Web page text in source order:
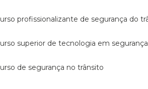
curso profissionalizante de segurança do
curso superior de tecnologia em
curso de segurança no trânsito